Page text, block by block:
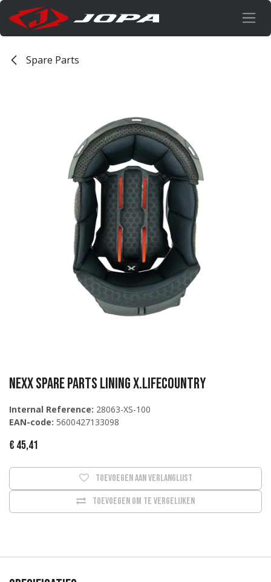
Overslaan naar inhoud
Spare Parts
NEXX Spare parts LINING X.Lifecountry
Internal Reference: 28063-XS-100
EAN-code: 5600427133098
€ 45,41
Toevoegen om te vergelijken
Toevoegen aan verlanglijst